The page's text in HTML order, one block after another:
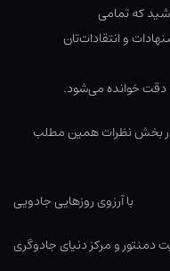
که تمامی
و انتقادات‌تان
دقت خوانده می‌شود.
در بخش نظرات همین مطلب
با آرزوی روزهایی جادویی
دمنتور و مرکز دنیای جادوگری